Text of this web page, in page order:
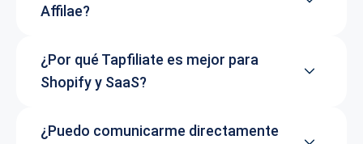
Affilae?
¿Por qué Tapfiliate es mejor para
Shopify y SaaS?
¿Puedo comunicarme directamente